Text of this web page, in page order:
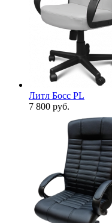
Литл Босс PL
7 800 руб.